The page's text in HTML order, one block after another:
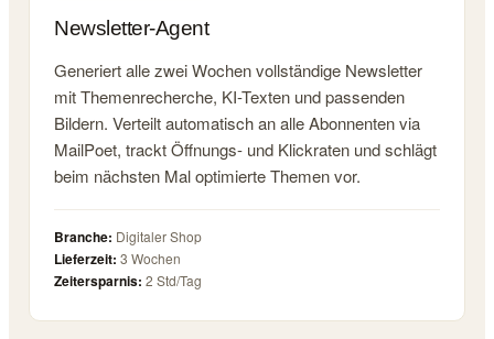
Newsletter-Agent
Generiert alle zwei Wochen vollständige Newsletter
mit Themenrecherche, KI-Texten und passenden
Bildern. Verteilt automatisch an alle Abonnenten via
MailPoet, trackt Öffnungs- und Klickraten und schlägt
beim nächsten Mal optimierte Themen vor.
Branche: Digitaler Shop
Lieferzeit: 3 Wochen
Zeitersparnis: 2 Std/Tag